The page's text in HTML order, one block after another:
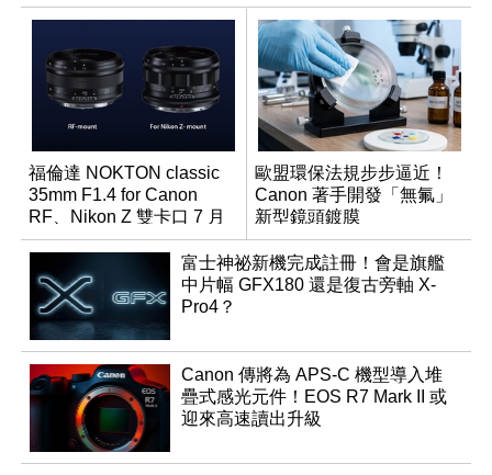
福倫達 NOKTON classic
35mm F1.4 for Canon
RF、Nikon Z 雙卡口 7 月
同步登台
歐盟環保法規步步逼近！
Canon 著手開發「無氟」
新型鏡頭鍍膜
富士神祕新機完成註冊！會是旗艦
中片幅 GFX180 還是復古旁軸 X-
Pro4？
Canon 傳將為 APS-C 機型導入堆
疊式感光元件！EOS R7 Mark II 或
迎來高速讀出升級